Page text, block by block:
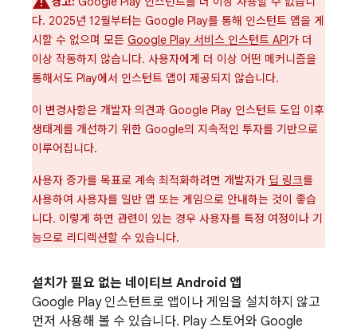
다. 2025년 12월부터는 Google Play를 통해 인스턴트 앱을 게
시할 수 없으며 모든 Google Play 서비스 인스턴트 API가 더
이상 작동하지 않습니다. 사용자에게 더 이상 어떤 메커니즘을
통해서도 Play에서 인스턴트 앱이 제공되지 않습니다.
이 변경사항은 개발자 의견과 Google Play 인스턴트 도입 이후
생태계를 개선하기 위한 Google의 지속적인 투자를 기반으로
이루어집니다.
사용자 증가를 목표로 계속 최적화하려면 개발자가 딥 링크를
사용하여 사용자를 일반 앱 또는 게임으로 안내하는 것이 좋습
니다. 이렇게 하면 관련이 있는 경우 사용자를 특정 여정이나 기
능으로 리디렉션할 수 있습니다.
설치가 필요 없는 네이티브 Android 앱
Google Play 인스턴트로 앱이나 게임을 설치하지 않고
먼저 사용해 볼 수 있습니다. Play 스토어와 Google